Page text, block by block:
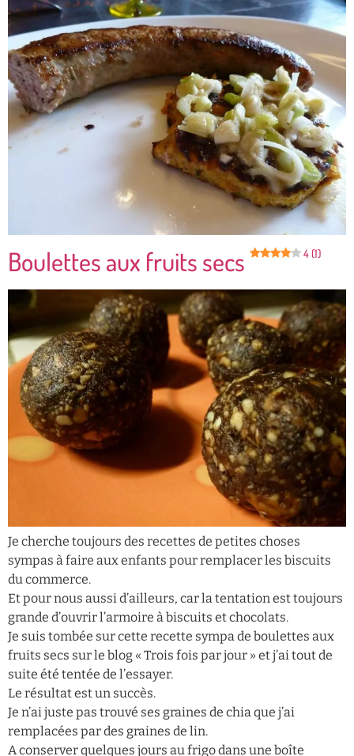
Boulettes aux fruits secs 4 (1)
Je cherche toujours des recettes de petites choses
sympas à faire aux enfants pour remplacer les biscuits
du commerce.
Et pour nous aussi d’ailleurs, car la tentation est toujours
grande d’ouvrir l’armoire à biscuits et chocolats.
Je suis tombée sur cette recette sympa de boulettes aux
fruits secs sur le blog « Trois fois par jour » et j’ai tout de
suite été tentée de l’essayer.
Le résultat est un succès.
Je n’ai juste pas trouvé ses graines de chia que j’ai
remplacées par des graines de lin.
A conserver quelques jours au frigo dans une boîte